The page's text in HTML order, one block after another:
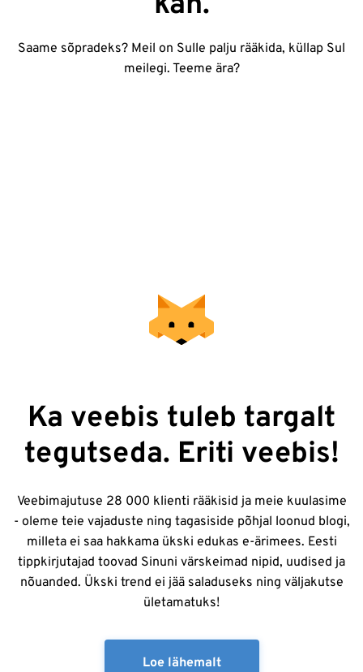
Saame sõpradeks? Meil on Sulle palju rääkida, küllap Sul
meilegi. Teeme ära?
Ka veebis tuleb targalt
tegutseda. Eriti veebis!
Veebimajutuse 28 000 klienti rääkisid ja meie kuulasime
- oleme teie vajaduste ning tagasiside põhjal loonud blogi,
milleta ei saa hakkama ükski edukas e-ärimees. Eesti
tippkirjutajad toovad Sinuni värskeimad nipid, uudised ja
nõuanded. Ükski trend ei jää saladuseks ning väljakutse
ületamatuks!
Loe lähemalt